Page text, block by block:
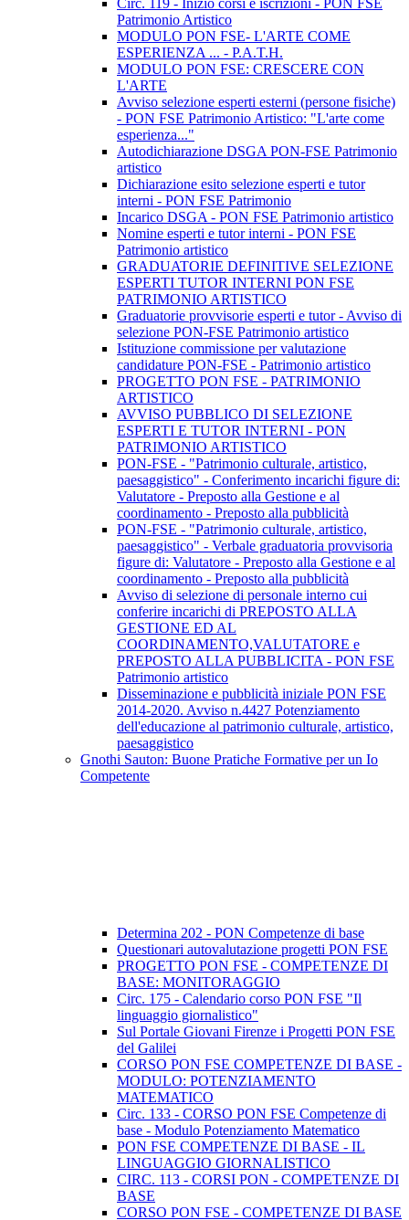
Circ. 119 - Inizio corsi e iscrizioni - PON FSE
Patrimonio Artistico
MODULO PON FSE- L'ARTE COME
ESPERIENZA ... - P.A.T.H.
MODULO PON FSE: CRESCERE CON
L'ARTE
Avviso selezione esperti esterni (persone fisiche)
- PON FSE Patrimonio Artistico: "L'arte come
esperienza..."
Autodichiarazione DSGA PON-FSE Patrimonio
artistico
Dichiarazione esito selezione esperti e tutor
interni - PON FSE Patrimonio
Incarico DSGA - PON FSE Patrimonio artistico
Nomine esperti e tutor interni - PON FSE
Patrimonio artistico
GRADUATORIE DEFINITIVE SELEZIONE
ESPERTI TUTOR INTERNI PON FSE
PATRIMONIO ARTISTICO
Graduatorie provvisorie esperti e tutor - Avviso di
selezione PON-FSE Patrimonio artistico
Istituzione commissione per valutazione
candidature PON-FSE - Patrimonio artistico
PROGETTO PON FSE - PATRIMONIO
ARTISTICO
AVVISO PUBBLICO DI SELEZIONE
ESPERTI E TUTOR INTERNI - PON
PATRIMONIO ARTISTICO
PON-FSE - "Patrimonio culturale, artistico,
paesaggistico" - Conferimento incarichi figure di:
Valutatore - Preposto alla Gestione e al
coordinamento - Preposto alla pubblicità
PON-FSE - "Patrimonio culturale, artistico,
paesaggistico" - Verbale graduatoria provvisoria
figure di: Valutatore - Preposto alla Gestione e al
coordinamento - Preposto alla pubblicità
Avviso di selezione di personale interno cui
conferire incarichi di PREPOSTO ALLA
GESTIONE ED AL
COORDINAMENTO,VALUTATORE e
PREPOSTO ALLA PUBBLICITA - PON FSE
Patrimonio artistico
Disseminazione e pubblicità iniziale PON FSE
2014-2020. Avviso n.4427 Potenziamento
dell'educazione al patrimonio culturale, artistico,
paesaggistico
Gnothi Sauton: Buone Pratiche Formative per un Io
Competente
Determina 202 - PON Competenze di base
Questionari autovalutazione progetti PON FSE
PROGETTO PON FSE - COMPETENZE DI
BASE: MONITORAGGIO
Circ. 175 - Calendario corso PON FSE "Il
linguaggio giornalistico"
Sul Portale Giovani Firenze i Progetti PON FSE
del Galilei
CORSO PON FSE COMPETENZE DI BASE -
MODULO: POTENZIAMENTO
MATEMATICO
Circ. 133 - CORSO PON FSE Competenze di
base - Modulo Potenziamento Matematico
PON FSE COMPETENZE DI BASE - IL
LINGUAGGIO GIORNALISTICO
CIRC. 113 - CORSI PON - COMPETENZE DI
BASE
CORSO PON FSE - COMPETENZE DI BASE